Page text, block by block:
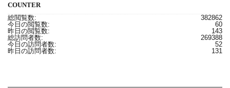
COUNTER
382862
総閲覧数:
60
今日の閲覧数:
143
昨日の閲覧数:
269388
総訪問者数:
52
今日の訪問者数:
131
昨日の訪問者数: